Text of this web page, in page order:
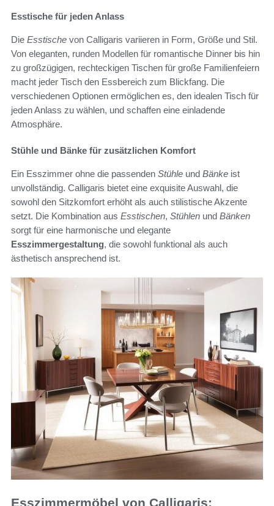
Esstische für jeden Anlass
Die Esstische von Calligaris variieren in Form, Größe und Stil.
Von eleganten, runden Modellen für romantische Dinner bis hin
zu großzügigen, rechteckigen Tischen für große Familienfeiern
macht jeder Tisch den Essbereich zum Blickfang. Die
verschiedenen Optionen ermöglichen es, den idealen Tisch für
jeden Anlass zu wählen, und schaffen eine einladende
Atmosphäre.
Stühle und Bänke für zusätzlichen Komfort
Ein Esszimmer ohne die passenden Stühle und Bänke ist
unvollständig. Calligaris bietet eine exquisite Auswahl, die
sowohl den Sitzkomfort erhöht als auch stilistische Akzente
setzt. Die Kombination aus Esstischen, Stühlen und Bänken
sorgt für eine harmonische und elegante
Esszimmergestaltung, die sowohl funktional als auch
ästhetisch ansprechend ist.
Esszimmermöbel von Calligaris: